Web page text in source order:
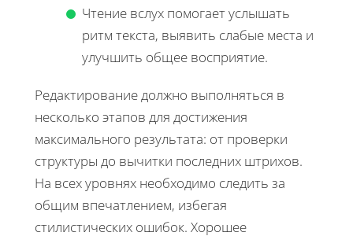
Чтение вслух помогает услышать
ритм текста, выявить слабые места и
улучшить общее восприятие.
Редактирование должно выполняться в
несколько этапов для достижения
максимального результата: от проверки
структуры до вычитки последних штрихов.
На всех уровнях необходимо следить за
общим впечатлением, избегая
стилистических ошибок. Хорошее